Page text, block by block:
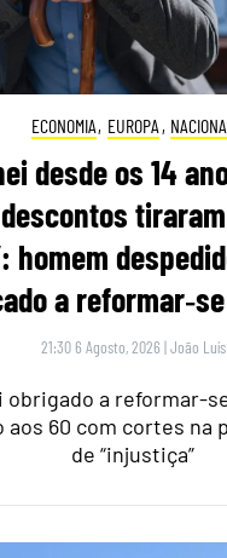
ECONOMIA, EUROPA ,
desde os 14
homem
a
21:30 6 Agosto, 2026 |João Luís
obrigado a reformar-
aos 60 com cortes na
de “injustiça”